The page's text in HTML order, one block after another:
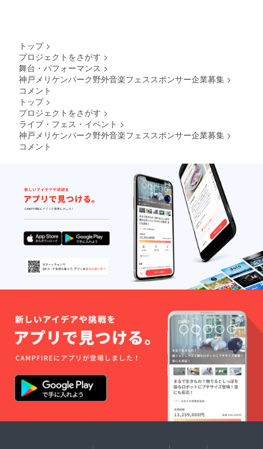
トップ >
プロジェクトをさがす >
舞台・パフォーマンス >
神戸メリケンパーク野外音楽フェススポンサー企業募集 >
コメント
トップ >
プロジェクトをさがす >
ライブ・フェス・イベント >
神戸メリケンパーク野外音楽フェススポンサー企業募集 >
コメント